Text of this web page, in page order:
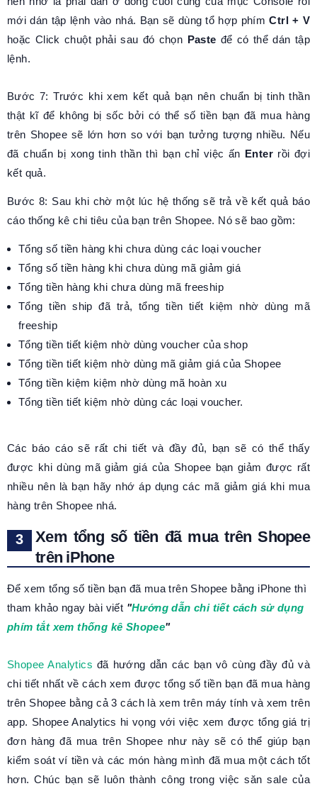
mới dán tập lệnh vào nhá. Bạn sẽ dùng tổ hợp phímCtrl + V
hoặc Click chuột phải sau đó chọn Paste để có thể dán tập
lệnh.
Bước 7: Trước khi xem kết quả bạn nên chuẩn bị tinh thần
thật kĩ để không bị sốc bởi có thể số tiền bạn đã mua hàng
trên Shopee sẽ lớn hơn so với bạn tưởng tượng nhiều. Nếu
đã chuẩn bị xong tinh thần thì bạn chỉ việc ấn Enterrồi đợi
kết quả.
Bước 8: Sau khi chờ một lúc hệ thống sẽ trả về kết quả báo
cáo thống kê chi tiêu của bạn trên Shopee. Nó sẽ bao gồm:
Tổng số tiền hàng khi chưa dùng các loại voucher
Tổng số tiền hàng khi chưa dùng mã giảm giá
Tổng tiền hàng khi chưa dùng mã freeship
Tổng tiền ship đã trả, tổng tiền tiết kiệm nhờ dùng mã
freeship
Tổng tiền tiết kiệm nhờ dùng voucher của shop
Tổng tiền tiết kiệm nhờ dùng mã giảm giá của Shopee
Tổng tiền kiệm kiệm nhờ dùng mã hoàn xu
Tổng tiền tiết kiệm nhờ dùng các loại voucher.
Các báo cáo sẽ rất chi tiết và đầy đủ, bạn sẽ có thể thấy
được khi dùng mã giảm giá của Shopee bạn giảm được rất
nhiều nên là bạn hãy nhớ áp dụng các mã giảm giá khi mua
hàng trên Shopee nhá.
Xem tổng số tiền đã mua trên Shopee
trên iPhone
Để xem tổng số tiền bạn đã mua trên Shopee bằng iPhone thì
tham khảo ngay bài viết "Hướng dẫn chi tiết cách sử dụng
phím tắt xem thống kê Shopee"
Shopee Analytics đã hướng dẫn các bạn vô cùng đầy đủ và
chi tiết nhất về cách xem được tổng số tiền bạn đã mua hàng
trên Shopee bằng cả 3 cách là xem trên máy tính và xem trên
app. Shopee Analytics hi vọng với việc xem được tổng giá trị
đơn hàng đã mua trên Shopee như này sẽ có thể giúp bạn
kiểm soát ví tiền và các món hàng mình đã mua một cách tốt
hơn. Chúc bạn sẽ luôn thành công trong việc săn sale của